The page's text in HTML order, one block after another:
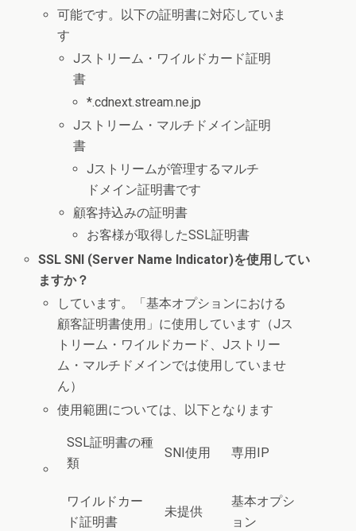
可能です。以下の証明書に対応していま
す
Jストリーム・ワイルドカード証明
書
*.cdnext.stream.ne.jp
Jストリーム・マルチドメイン証明
書
Jストリームが管理するマルチ
ドメイン証明書です
顧客持込みの証明書
お客様が取得したSSL証明書
SSL SNI (Server Name Indicator)を使用してい
ますか？
しています。「基本オプションにおける
顧客証明書使用」に使用しています（Jス
トリーム・ワイルドカード、Jストリー
ム・マルチドメインでは使用していませ
ん）
使用範囲については、以下となります
SSL証明書の種
類
SNI使用 専用IP
ワイルドカー
ド証明書
未提供
基本オプシ
ョン